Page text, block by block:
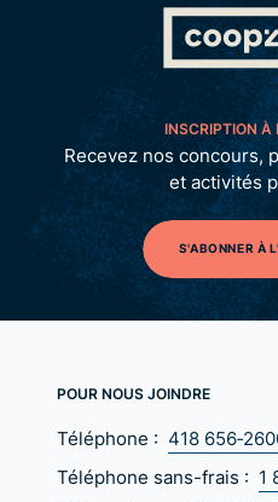
INSCRIPTION À
Recevez nos concours,
et activités
S'ABONNER À
POUR NOUS JOINDRE
Téléphone : 418
Téléphone sans-frais : 1